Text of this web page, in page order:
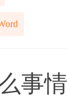
情